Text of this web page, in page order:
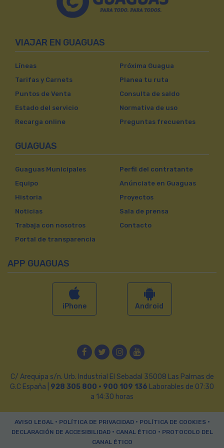
VIAJAR EN GUAGUAS
Líneas
Tarifas y Carnets
Puntos de Venta
Estado del servicio
Recarga online
Próxima Guagua
Planea tu ruta
Consulta de saldo
Normativa de uso
Preguntas frecuentes
GUAGUAS
Guaguas Municipales
Equipo
Historia
Noticias
Trabaja con nosotros
Portal de transparencia
Perfil del contratante
Anúnciate en Guaguas
Proyectos
Sala de prensa
Contacto
APP GUAGUAS
iPhone Android
FacebookTwitterInstagram
YouTube
C/ Arequipa s/n. Urb. Industrial El Sebadal 35008 Las Palmas de
G.C España | 928 305 800 · 900 109 136 Laborables de 07:30
a 14:30 horas
AVISO LEGAL• POLÍTICA DE PRIVACIDAD• POLÍTICA DE COOKIES•
DECLARACIÓN DE ACCESIBILIDAD• CANAL ÉTICO • PROTOCOLO DEL
CANAL ÉTICO